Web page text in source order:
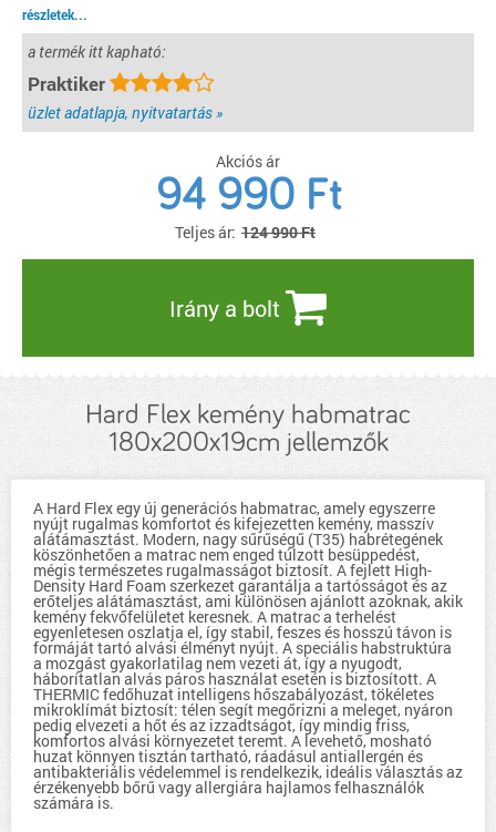
részletek...
a termék itt kapható:
Praktiker
üzlet adatlapja, nyitvatartás »
Akciós ár
94 990 Ft
Teljes ár: 124 990 Ft
Irány a bolt
Hard Flex kemény habmatrac
180x200x19cm jellemzők
A Hard Flex egy új generációs habmatrac, amely egyszerre
nyújt rugalmas komfortot és kifejezetten kemény, masszív
alátámasztást. Modern, nagy sűrűségű (T35) habrétegének
köszönhetően a matrac nem enged túlzott besüppedést,
mégis természetes rugalmasságot biztosít. A fejlett High-
Density Hard Foam szerkezet garantálja a tartósságot és az
erőteljes alátámasztást, ami különösen ajánlott azoknak, akik
kemény fekvőfelületet keresnek. A matrac a terhelést
egyenletesen oszlatja el, így stabil, feszes és hosszú távon is
formáját tartó alvási élményt nyújt. A speciális habstruktúra
a mozgást gyakorlatilag nem vezeti át, így a nyugodt,
háborítatlan alvás páros használat esetén is biztosított. A
THERMIC fedőhuzat intelligens hőszabályozást, tökéletes
mikroklímát biztosít: télen segít megőrizni a meleget, nyáron
pedig elvezeti a hőt és az izzadtságot, így mindig friss,
komfortos alvási környezetet teremt. A levehető, mosható
huzat könnyen tisztán tartható, ráadásul antiallergén és
antibakteriális védelemmel is rendelkezik, ideális választás az
érzékenyebb bőrű vagy allergiára hajlamos felhasználók
számára is.